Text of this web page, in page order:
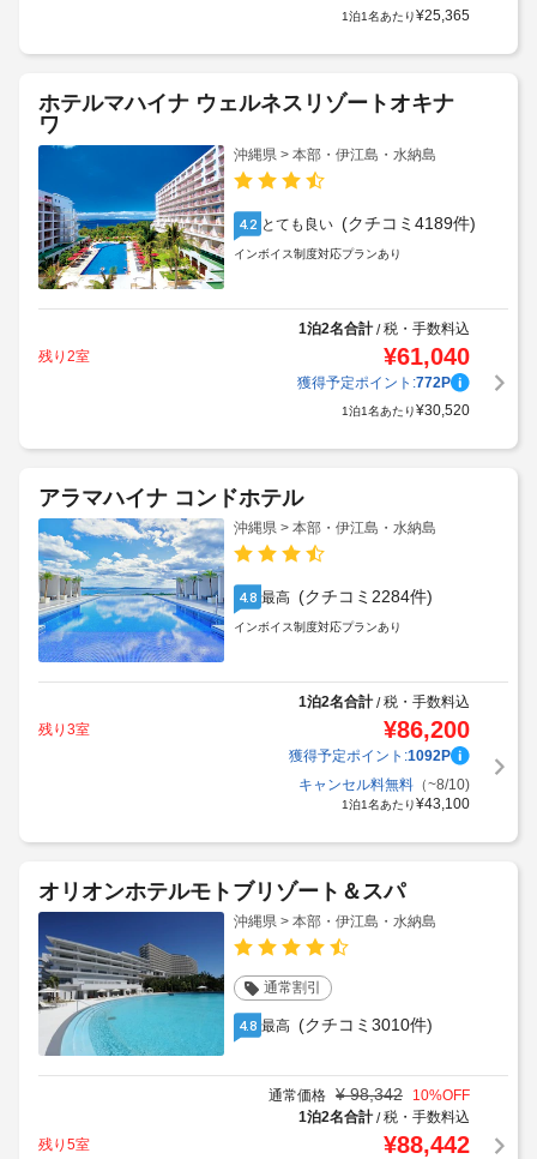
1泊1名あたり¥25,365
ホテルマハイナ ウェルネスリゾートオキナ
ワ
沖縄県 > 本部・伊江島・水納島
4.2 とても良い (クチコミ4189件)
インボイス制度対応プランあり
1泊2名合計/税・手数料込
残り2室
¥61,040
獲得予定ポイント:772P
1泊1名あたり¥30,520
アラマハイナ コンドホテル
沖縄県 > 本部・伊江島・水納島
4.8 最高 (クチコミ2284件)
インボイス制度対応プランあり
1泊2名合計/税・手数料込
残り3室
¥86,200
獲得予定ポイント:1092P
キャンセル料無料（~8/10)
1泊1名あたり¥43,100
オリオンホテルモトブリゾート＆スパ
沖縄県 > 本部・伊江島・水納島
通常割引
4.8 最高 (クチコミ3010件)
通常価格 ¥ 98,342 10%OFF
1泊2名合計/税・手数料込
残り5室
¥88,442